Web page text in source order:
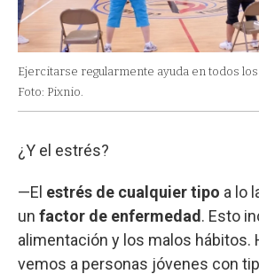
Ejercitarse regularmente ayuda en todos los
Foto: Pixnio.
¿Y el estrés?
—El estrés de cualquier tipo a lo
un factor de enfermedad. Esto
alimentación y los malos hábitos.
vemos a personas jóvenes con